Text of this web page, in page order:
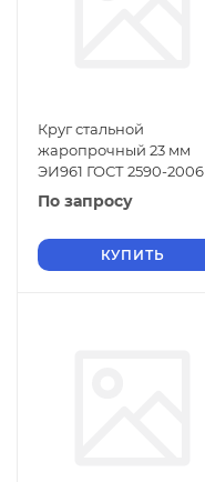
Круг стальной
жаропрочный 23 мм
ЭИ961 ГОСТ 2590-2006
По запросу
КУПИТЬ